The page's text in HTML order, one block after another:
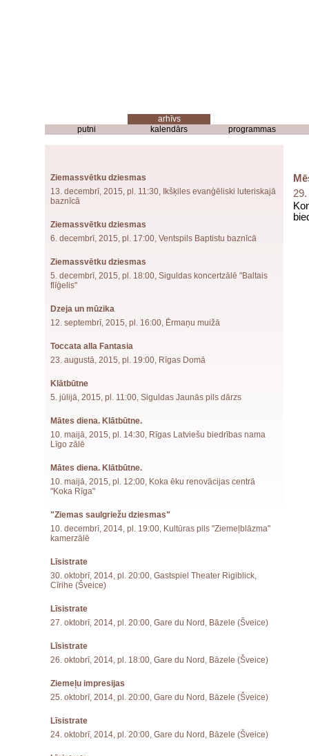
putni kalendārs programmas
Ziemassvētku dziesmas
13. decembrī, 2015, pl. 11:30, Ikšķiles evanģēliski luteriskajā
baznīcā
Ziemassvētku dziesmas
6. decembrī, 2015, pl. 17:00, Ventspils Baptistu baznīcā
Ziemassvētku dziesmas
5. decembrī, 2015, pl. 18:00, Siguldas koncertzālē "Baltais
flīģelis"
Dzeja un mūzika
12. septembrī, 2015, pl. 16:00, Ērmaņu muižā
Toccata alla Fantasia
23. augustā, 2015, pl. 19:00, Rīgas Domā
Klātbūtne
5. jūlijā, 2015, pl. 11:00, Siguldas Jaunās pils dārzs
Mātes diena. Klātbūtne.
10. maijā, 2015, pl. 14:30, Rīgas Latviešu biedrības nama
Līgo zālē
Mātes diena. Klātbūtne.
10. maijā, 2015, pl. 12:00, Koka ēku renovācijas centrā
"Koka Rīga"
"Ziemas saulgriežu dziesmas"
10. decembrī, 2014, pl. 19:00, Kultūras pils "Ziemeļblāzma"
kamerzālē
Līsistrate
30. oktobrī, 2014, pl. 20:00, Gastspiel Theater Rigiblick,
Cīrihe (Šveice)
Līsistrate
27. oktobrī, 2014, pl. 20:00, Gare du Nord, Bāzele (Šveice)
Līsistrate
26. oktobrī, 2014, pl. 18:00, Gare du Nord, Bāzele (Šveice)
Ziemeļu impresijas
25. oktobrī, 2014, pl. 20:00, Gare du Nord, Bāzele (Šveice)
Līsistrate
24. oktobrī, 2014, pl. 20:00, Gare du Nord, Bāzele (Šveice)